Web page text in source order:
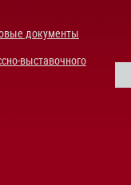
документы
выставочного